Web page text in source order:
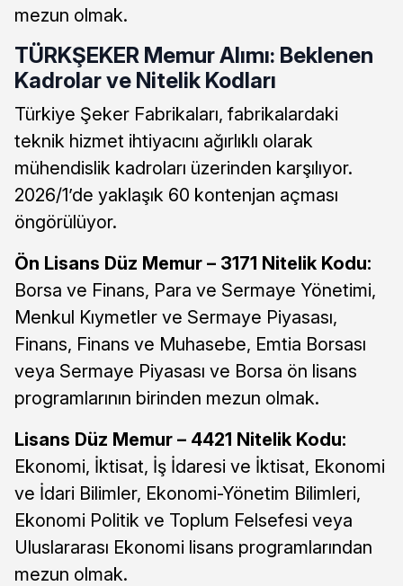
mezun olmak.
TÜRKŞEKER Memur Alımı: Beklenen
Kadrolar ve Nitelik Kodları
Türkiye Şeker Fabrikaları, fabrikalardaki
teknik hizmet ihtiyacını ağırlıklı olarak
mühendislik kadroları üzerinden karşılıyor.
2026/1’de yaklaşık 60 kontenjan açması
öngörülüyor.
Ön Lisans Düz Memur – 3171 Nitelik Kodu:
Borsa ve Finans, Para ve Sermaye Yönetimi,
Menkul Kıymetler ve Sermaye Piyasası,
Finans, Finans ve Muhasebe, Emtia Borsası
veya Sermaye Piyasası ve Borsa ön lisans
programlarının birinden mezun olmak.
Lisans Düz Memur – 4421 Nitelik Kodu:
Ekonomi, İktisat, İş İdaresi ve İktisat, Ekonomi
ve İdari Bilimler, Ekonomi-Yönetim Bilimleri,
Ekonomi Politik ve Toplum Felsefesi veya
Uluslararası Ekonomi lisans programlarından
mezun olmak.